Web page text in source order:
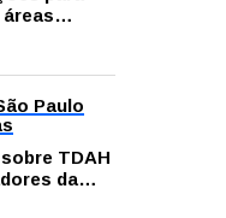
Paulo
TDAH
da